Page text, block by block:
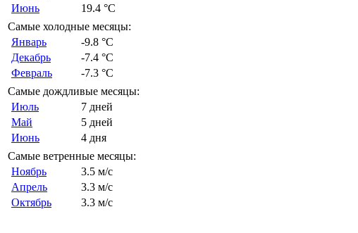
Июнь
19.4 °C
Самые холодные месяцы:
Январь
-9.8 °C
Декабрь
-7.4 °C
Февраль
-7.3 °C
Самые дождливые месяцы:
Июль
7 дней
Май
5 дней
Июнь
4 дня
Самые ветренные месяцы:
Ноябрь
3.5 м/с
Апрель
3.3 м/с
Октябрь
3.3 м/с